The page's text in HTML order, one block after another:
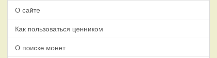
О сайте
Как пользоваться ценником
О поиске монет